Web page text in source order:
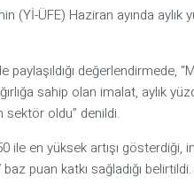
ÜFE) Haziran ayında aylık
değerlendirmede,
sahip olan imalat, aylık
sektör oldu” denildi.
ile en yüksek artışı
puan katkı sağladığı belirtildi.